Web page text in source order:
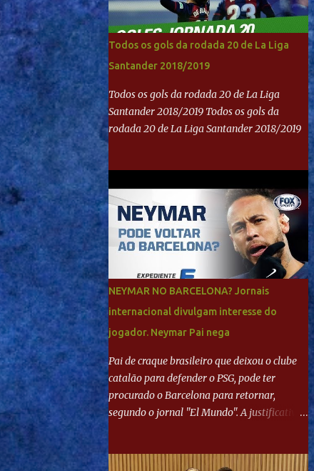
Todos os gols da rodada 20 de La Liga
Santander 2018/2019
Todos os gols da rodada 20 de La Liga
Santander 2018/2019 Todos os gols da
rodada 20 de La Liga Santander 2018/2019
NEYMAR NO BARCELONA? Jornais
internacional divulgam interesse do
jogador. Neymar Pai nega
Pai de craque brasileiro que deixou o clube
catalão para defender o PSG, pode ter
procurado o Barcelona para retornar,
segundo o jornal "El Mundo". A justificativa
"Mundo Deportivo", o empresário, Neymar